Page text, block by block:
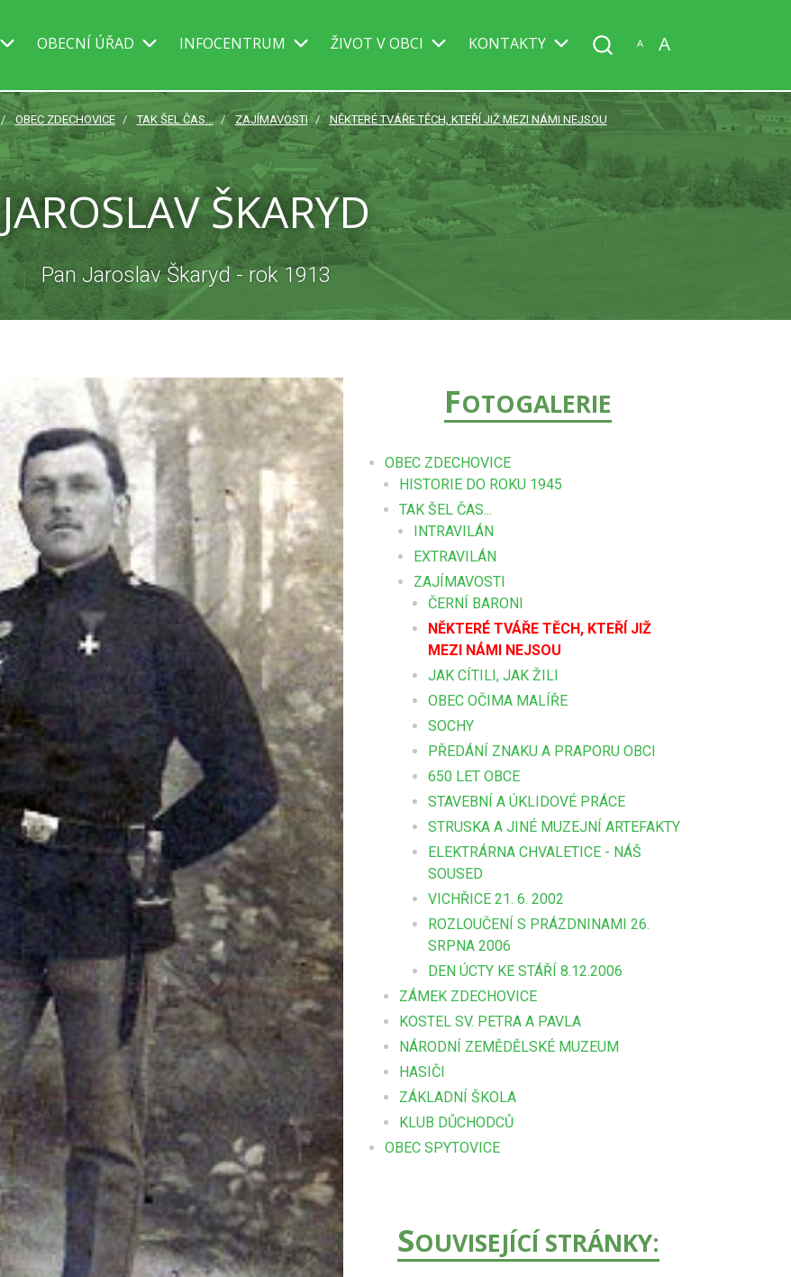
OBECNÍ ÚŘAD INFOCENTRUM ŽIVOT V OBCI KONTAKTY A A
OBEC ZDECHOVICE TAK ŠEL ČAS... ZAJÍMAVOSTI
NĚKTERÉ TVÁŘE TĚCH, KTEŘÍ JIŽ MEZI NÁMI NEJSOU
JAROSLAV ŠKARYD
Pan Jaroslav Škaryd - rok 1913
FOTOGALERIE
OBEC ZDECHOVICE
HISTORIE DO ROKU 1945
TAK ŠEL ČAS...
INTRAVILÁN
EXTRAVILÁN
ZAJÍMAVOSTI
ČERNÍ BARONI
NĚKTERÉ TVÁŘE TĚCH, KTEŘÍ JIŽ
MEZI NÁMI NEJSOU
JAK CÍTILI, JAK ŽILI
OBEC OČIMA MALÍŘE
SOCHY
PŘEDÁNÍ ZNAKU A PRAPORU OBCI
650 LET OBCE
STAVEBNÍ A ÚKLIDOVÉ PRÁCE
STRUSKA A JINÉ MUZEJNÍ ARTEFAKTY
ELEKTRÁRNA CHVALETICE - NÁŠ
SOUSED
VICHŘICE 21. 6. 2002
ROZLOUČENÍ S PRÁZDNINAMI 26.
SRPNA 2006
DEN ÚCTY KE STÁŘÍ 8.12.2006
ZÁMEK ZDECHOVICE
KOSTEL SV. PETRA A PAVLA
NÁRODNÍ ZEMĚDĚLSKÉ MUZEUM
HASIČI
ZÁKLADNÍ ŠKOLA
KLUB DŮCHODCŮ
OBEC SPYTOVICE
SOUVISEJÍCÍ STRÁNKY: